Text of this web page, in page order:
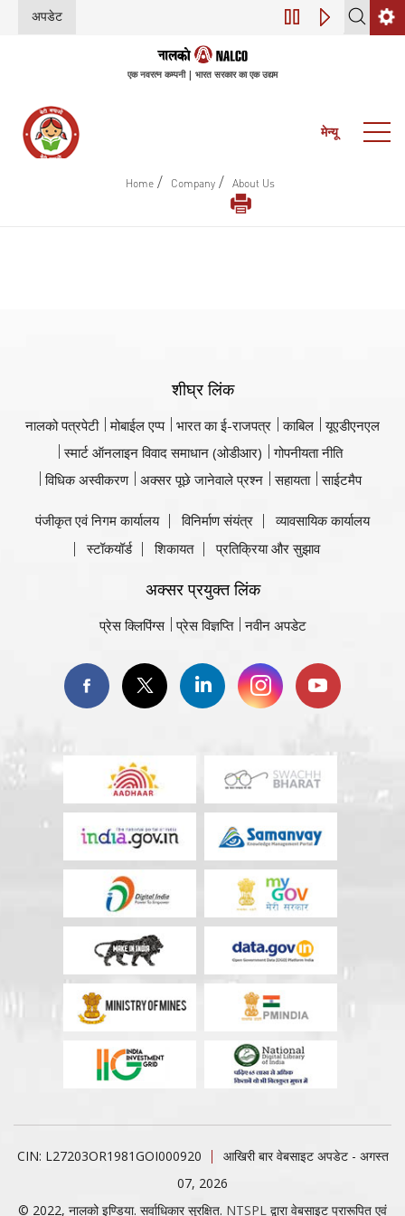
अपडेट डिजिटल परिवर्तन
एक नवरत्न कम्पनी | भारत सरकार का एक उद्यम
मेन्यू
Home / Company / About Us
शीघ्र लिंक
नालको पत्रपेटी मोबाईल एप्प भारत का ई-राजपत्र काबिल
यूएडीएनएल
स्मार्ट ऑनलाइन विवाद समाधान (ओडीआर)
गोपनीयता नीति
विधिक अस्वीकरण
अक्सर पूछे जानेवाले प्रश्न सहायता साईटमैप
पंजीकृत एवं निगम कार्यालय विनिर्माण संयंत्र
व्यावसायिक कार्यालय
स्टॉकयॉर्ड
शिकायत प्रतिक्रिया और सुझाव
अक्सर प्रयुक्त लिंक
प्रेस क्लिपिंग्स प्रेस विज्ञप्ति नवीन अपडेट
CIN: L27203OR1981GOI000920
आखिरी बार वेबसाइट अपडेट - अगस्त
07, 2026
© 2022, नालको इण्डिया. सर्वाधिकार सुरक्षित. NTSPL द्वारा वेबसाइट प्रारूपित एवं